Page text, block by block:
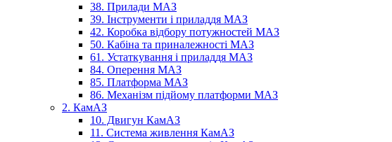
38. Прилади МАЗ
39. Інструменти і приладдя МАЗ
42. Коробка відбору потужностей МАЗ
50. Кабіна та приналежності МАЗ
61. Устаткування і приладдя МАЗ
84. Оперення МАЗ
85. Платформа МАЗ
86. Механізм підйому платформи МАЗ
2. КамАЗ
10. Двигун КамАЗ
11. Система живлення КамАЗ